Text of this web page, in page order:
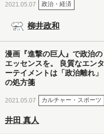
2021.05.07 政治・経済
柳井政和
漫画『進撃の巨人』で政治の
エッセンスを。 良質なエンタ
ーテイメントは「政治離れ」
の処方箋
2021.05.07 カルチャー・スポーツ
井田 真人